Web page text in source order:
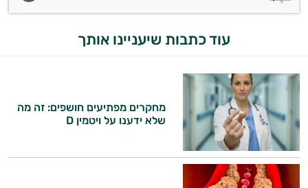
עוד כתבות שיעניינו אותך
מחקרים מפתיעים חושפים: זה מה
שלא ידענו על ויטמין D